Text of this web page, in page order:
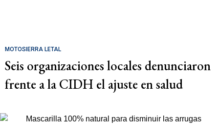
MOTOSIERRA LETAL
Seis organizaciones locales denunciaron
frente a la CIDH el ajuste en salud